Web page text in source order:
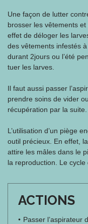
Une façon de lutter
brosser les vêtements
effet de déloger les
des vêtements infestés
durant 2jours ou l’été
tuer les larves.
Il faut aussi passer
prendre soins de vider
récupération par la suite.
L’utilisation d’un piège
outil précieux. En effet,
attire les mâles dans le
la reproduction. Le cycle
ACTIONS
Passer l’aspirateur